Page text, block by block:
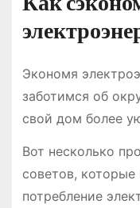
Экономя
заботимся об
свой дом более
Вот несколько
советов,
потребление